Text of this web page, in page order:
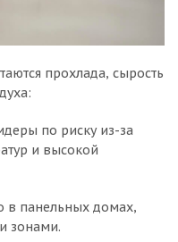
прохлада, сырость
по риску из-за
и высокой
в панельных домах,
зонами.